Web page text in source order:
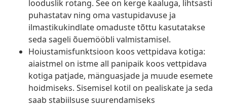
looduslik rotang. See on kerge kaaluga, lihtsasti
puhastatav ning oma vastupidavuse ja
ilmastikukindlate omaduste tõttu kasutatakse
seda sageli õuemööbli valmistamisel.
Hoiustamisfunktsioon koos vettpidava kotiga:
aiaistmel on istme all panipaik koos vettpidava
kotiga patjade, mänguasjade ja muude esemete
hoidmiseks. Sisemisel kotil on pealiskate ja seda
saab stabiilsuse suurendamiseks